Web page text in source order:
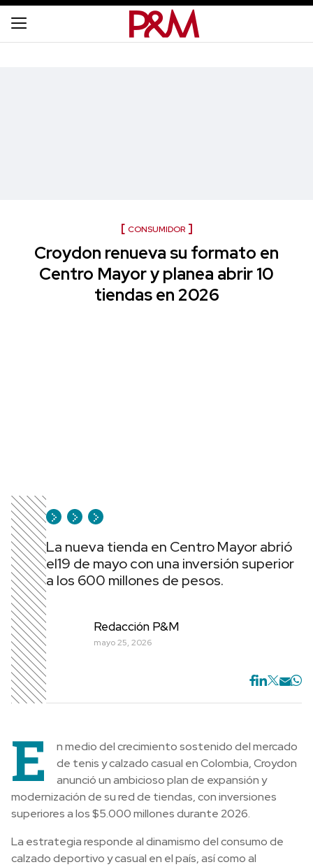
CONSUMIDOR
Croydon renueva su formato en
Centro Mayor y planea abrir 10
tiendas en 2026
La nueva tienda en Centro Mayor abrió
el19 de mayo con una inversión superior
a los 600 millones de pesos.
Redacción P&M
mayo 25, 2026
E
n medio del crecimiento sostenido del mercado
de tenis y calzado casual en Colombia, Croydon
anunció un ambicioso plan de expansión y
modernización de su red de tiendas, con inversiones
superiores a los $5.000 millones durante 2026.
La estrategia responde al dinamismo del consumo de
calzado deportivo y casual en el país, así como al